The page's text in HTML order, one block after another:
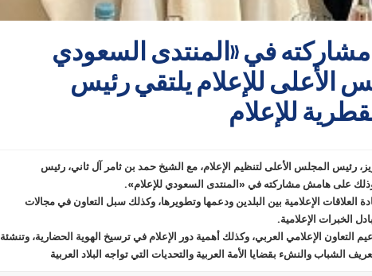
في «المنتدى السعودي
الأعلى للإعلام يلتقي رئيس
للإعلام
رئيس المجلس الأعلى لتنظيم الإعلام، مع الشيخ حمد بن ثامر آل ثاني، رئيس
وذلك على هامش مشاركته في «المنتدى السعودي للإعلام».
العلاقات الإعلامية بين البلدين ودعمها وتطويرها، وكذلك سبل التعاون في مجالات
الخبرات الإعلامية.
التعاون الإعلامي العربي، وكذلك أهمية دور الإعلام في ترسيخ الهوية الحضارية، وتنشئة
الشباب والنشء بقضايا الأمة العربية والتحديات التي تواجه البلاد العربية